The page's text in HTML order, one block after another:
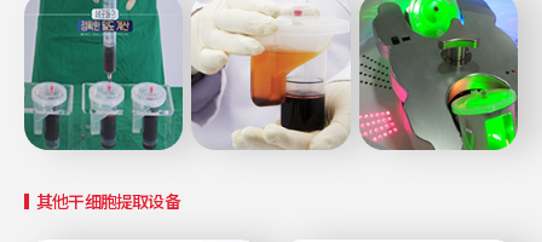
其他干细胞提取设备